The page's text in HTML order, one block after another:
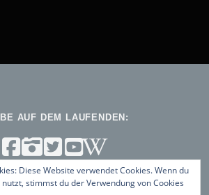
AUF DEM LAUFENDEN:
Diese Website verwendet Cookies. Wenn du
stimmst du der Verwendung von Cookies